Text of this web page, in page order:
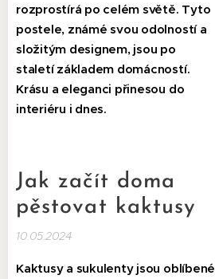
rozprostírá po celém světě. Tyto
postele, známé svou odolností a
složitým designem, jsou po
staletí základem domácností.
Krásu a eleganci přinesou do
interiéru i dnes.
Jak začít doma
pěstovat kaktusy
10.05.2024
Kaktusy a sukulenty jsou oblíbené